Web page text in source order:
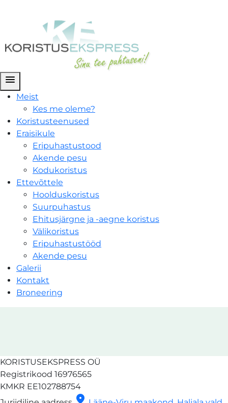
menu
Meist
Kes me oleme?
Koristusteenused
Eraisikule
Eripuhastustood
Akende pesu
Kodukoristus
Ettevõttele
Hoolduskoristus
Suurpuhastus
Ehitusjärgne ja -aegne koristus
Välikoristus
Eripuhastustööd
Akende pesu
Galerii
Kontakt
Broneering
OÜ
KORISTUSEKSPRESS OÜ
Registrikood 16976565
KMKR EE102788754
location_on